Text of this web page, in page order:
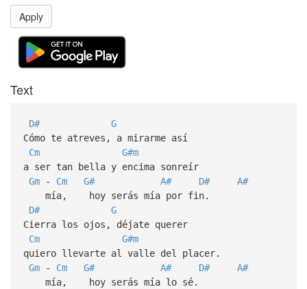
Apply
Text
D#
G
Cómo te atreves, a mirarme así
Cm
G#m
a ser tan bella y encima sonreír
Gm- Cm G# A# D#
A#
mía, hoy serás mía por fin.
D#
G
Cierra los ojos, déjate querer
Cm
G#m
quiero llevarte al valle del placer.
Gm- Cm G# A# D#
A#
mía, hoy serás mía lo sé.